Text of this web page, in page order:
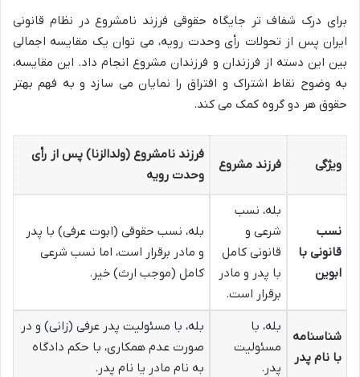
برای درک شفاف تر جایگاه حقوقی فرزند نامشروع در نظام قانونی
ایران پس از تحولات رأی وحدت رویه، می توان یک مقایسه اجمالی
بین این دسته از فرزندان و فرزندان مشروع انجام داد. این مقایسه،
به وضوح نقاط اشتراک و افتراق را نمایان می سازد و به فهم بهتر
حقوق هر دو گروه کمک می کند.
ویژگی فرزند مشروع
فرزند نامشروع (ولدالزنا) پس از رأی
وحدت رویه
نسب
قانونی با
ابوین
بله، نسب
شرعی و
قانونی کامل
با پدر و مادر
برقرار است.
بله، نسب حقوقی (ابوت عرفی) با پدر
و مادر برقرار است، اما نسب شرعی
کامل (موجب ارث) خیر.
شناسنامه
با نام پدر
بله، با
مسئولیت
پدر.
بله، با مسئولیت پدر عرفی (زانی) و در
صورت عدم همکاری، با حکم دادگاه
به نام مادر یا نام پدر.